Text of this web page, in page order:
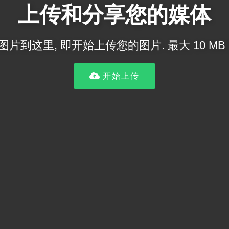
上传和分享您的媒体
片到这里, 即开始上传您的图片. 最大 10 MB
开始上传